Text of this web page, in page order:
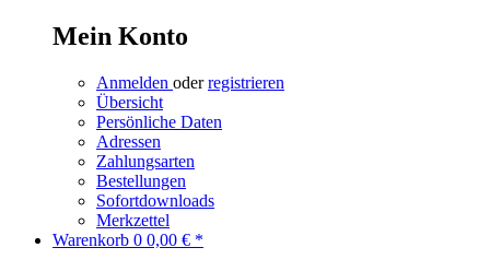
Mein Konto
Anmelden oderregistrieren
Übersicht
Persönliche Daten
Adressen
Zahlungsarten
Bestellungen
Sofortdownloads
Merkzettel
Warenkorb 0 0,00 € *